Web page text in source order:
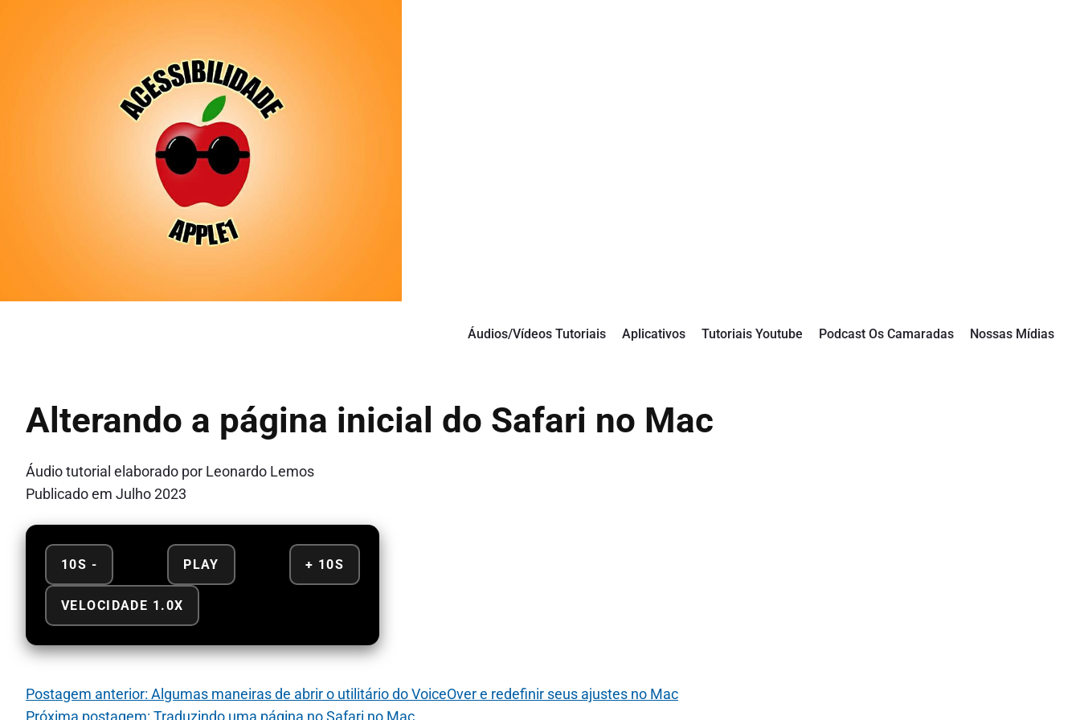
Áudios/Vídeos Tutoriais Aplicativos Tutoriais Youtube Podcast Os Camaradas Nossas Mídias
Alterando a página inicial do Safari no Mac
Áudio tutorial elaborado por Leonardo Lemos
Publicado em Julho 2023
10S - PLAY + 10S
VELOCIDADE 1.0X
Postagem anterior: Algumas maneiras de abrir o utilitário do VoiceOver e redefinir seus ajustes no Mac
Próxima postagem: Traduzindo uma página no Safari no Mac